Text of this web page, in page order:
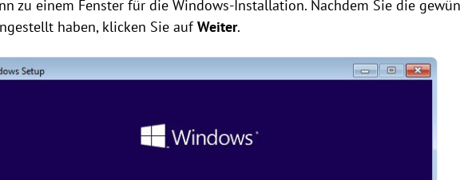
zu einem Fenster für die Windows-Installation. Nachdem Sie die
haben, klicken Sie aufWeiter.